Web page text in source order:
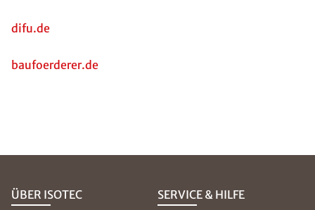
difu.de
baufoerderer.de
ÜBER ISOTEC SERVICE & HILFE